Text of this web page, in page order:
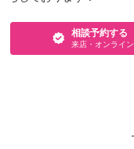
相談予約する
来店・オンライン